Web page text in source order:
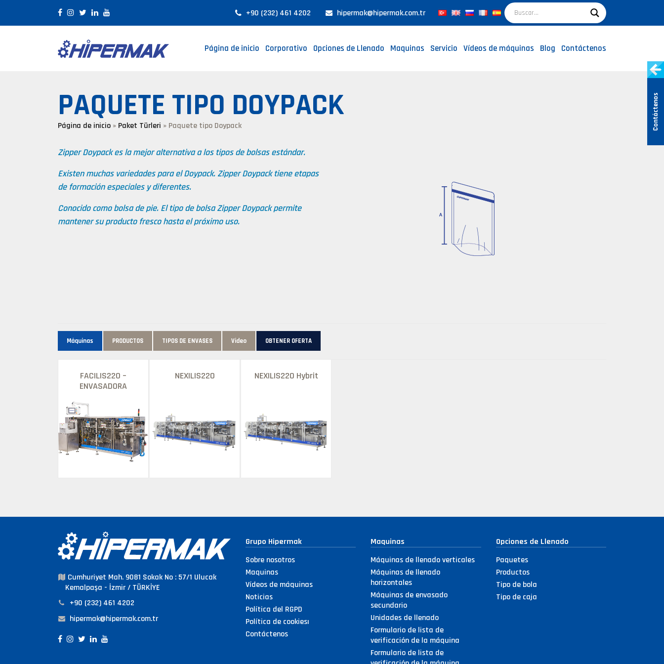
+90 (232) 461 4202 hipermak@hipermak.com.tr
Página de inicio Corporativo Opciones de Llenado Maquinas Servicio Vídeos de máquinas Blog Contáctenos
PAQUETE TIPO DOYPACK
Página de inicio » Paket Türleri » Paquete tipo Doypack
Zipper Doypack es la mejor alternativa a los tipos de bolsas estándar.
Existen muchas variedades para el Doypack. Zipper Doypack tiene etapas
de formación especiales y diferentes.
Conocido como bolsa de pie. El tipo de bolsa Zipper Doypack permite
mantener su producto fresco hasta el próximo uso.
Máquinas PRODUCTOS TIPOS DE ENVASES Video OBTENER OFERTA
FACILIS220 –
ENVASADORA
PREFABRICADA
NEXILIS220 NEXILIS220 Hybrit
Cumhuriyet Mah. 9081 Sokak No : 57/1 Ulucak
Kemalpaşa - İzmir / TÜRKİYE
+90 (232) 461 4202
hipermak@hipermak.com.tr
Grupo Hipermak
Sobre nosotros
Maquinas
Vídeos de máquinas
Noticias
Política del RGPD
Política de cookiesı
Contáctenos
Maquinas
Máquinas de llenado verticales
Máquinas de llenado
horizontales
Máquinas de envasado
secundario
Unidades de llenado
Formulario de lista de
verificación de la máquina
Formulario de lista de
Opciones de Llenado
Paquetes
Productos
Tipo de bola
Tipo de caja
Contáctenos